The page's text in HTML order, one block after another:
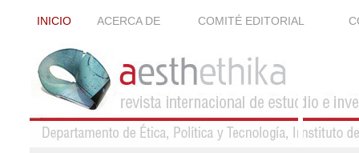
INICIO ACERCA DE COMITÉ EDITORIAL